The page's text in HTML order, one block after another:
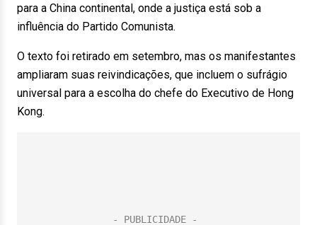
para a China continental, onde a justiça está sob a
influência do Partido Comunista.
O texto foi retirado em setembro, mas os manifestantes
ampliaram suas reivindicações, que incluem o sufrágio
universal para a escolha do chefe do Executivo de Hong
Kong.